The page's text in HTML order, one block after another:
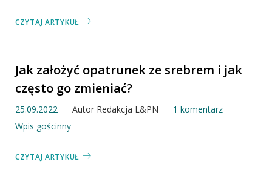
CZYTAJ ARTYKUŁ
Jak założyć opatrunek ze srebrem i jak
często go zmieniać?
25.09.2022 Autor Redakcja L&PN
1 komentarz
Wpis gościnny
CZYTAJ ARTYKUŁ